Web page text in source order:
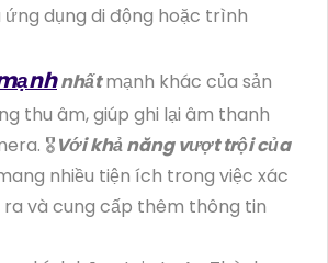
dụng di động hoặc trình
nhấtmạnh khác của sản
thu âm, giúp ghi lại âm thanh
🎖️Với khả năng vượt trội của
nhiều tiện ích trong việc xác
ra và cung cấp thêm thông tin